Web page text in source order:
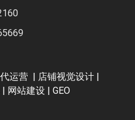
运营 | 店铺视觉设计 |
网站建设 | GEO